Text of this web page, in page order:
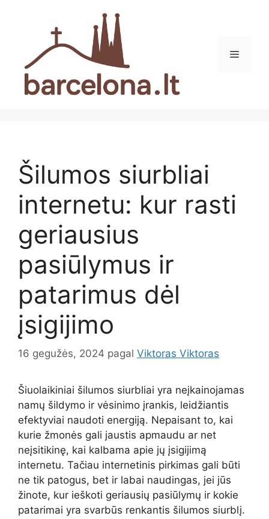
Meniu
Šilumos siurbliai
internetu: kur rasti
geriausius
pasiūlymus ir
patarimus dėl
įsigijimo
16 gegužės, 2024 pagal Viktoras Viktoras
Šiuolaikiniai šilumos siurbliai yra neįkainojamas
namų šildymo ir vėsinimo įrankis, leidžiantis
efektyviai naudoti energiją. Nepaisant to, kai
kurie žmonės gali jaustis apmaudu ar net
neįsitikinę, kai kalbama apie jų įsigijimą
internetu. Tačiau internetinis pirkimas gali būti
ne tik patogus, bet ir labai naudingas, jei jūs
žinote, kur ieškoti geriausių pasiūlymų ir kokie
patarimai yra svarbūs renkantis šilumos siurblį.